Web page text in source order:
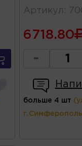
Артикул :
6718.80
-
больше 4 шт